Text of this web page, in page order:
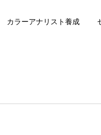
カラーアナリスト養成